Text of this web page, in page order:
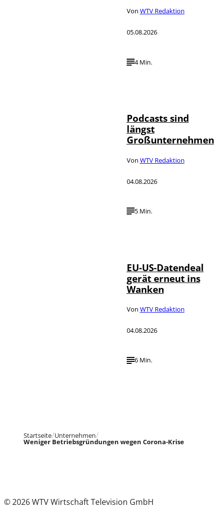
Von WTV Redaktion
05.08.2026
4 Min.
Podcasts sind
längst
Großunternehmen
Von WTV Redaktion
04.08.2026
5 Min.
EU-US-Datendeal
gerät erneut ins
Wanken
Von WTV Redaktion
04.08.2026
6 Min.
Startseite Unternehmen
Weniger Betriebsgründungen wegen Corona-Krise
© 2026 WTV Wirtschaft Television GmbH